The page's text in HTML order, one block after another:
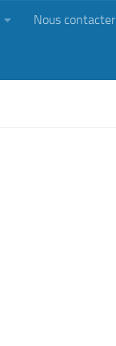
Nous contacter